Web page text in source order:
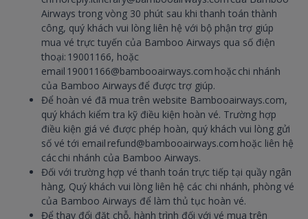
Airways trong vòng 30 phút sau khi thanh toán thành
công, quý khách vui lòng liên hệ với bộ phận trợ giúp
mua vé trực tuyến của Bamboo Airways qua số điện
thoại: 19001166, hoặc
email 19001166@bambooairways.com hoặc chi nhánh
của Bamboo Airways để được trợ giúp.
Để hoàn vé đã mua trên website Bambooairways.com,
quý khách kiểm tra kỹ điều kiện hoàn vé. Trường hợp
điều kiện giá vé được phép hoàn, quý khách vui lòng gửi
số vé tới email refund@bambooairways.com hoặc liên hệ
các chi nhánh của Bamboo Airways.
Đối với trường hợp vé thanh toán trực tiếp tại quầy ngân
hàng, Quý khách vui lòng liên hệ các chi nhánh, phòng vé
của Bamboo Airways để làm thủ tục hoàn vé.
Để thay đổi đặt chỗ, hành trình đối với vé mua trên